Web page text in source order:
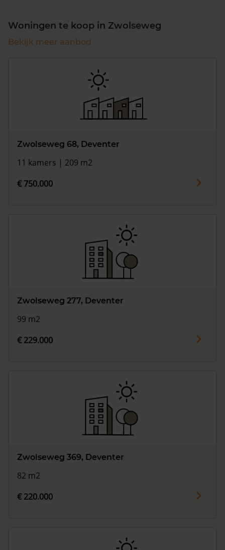
Woningen te koop in Zwolseweg
Bekijk meer aanbod
Zwolseweg 68, Deventer
11 kamers | 209 m2
€ 750.000
Zwolseweg 277, Deventer
99 m2
€ 229.000
Zwolseweg 369, Deventer
82 m2
€ 220.000